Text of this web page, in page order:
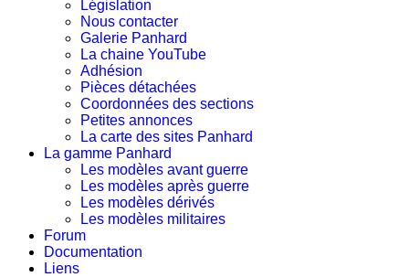
Législation
Nous contacter
Galerie Panhard
La chaine YouTube
Adhésion
Pièces détachées
Coordonnées des sections
Petites annonces
La carte des sites Panhard
La gamme Panhard
Les modèles avant guerre
Les modèles après guerre
Les modèles dérivés
Les modèles militaires
Forum
Documentation
Liens